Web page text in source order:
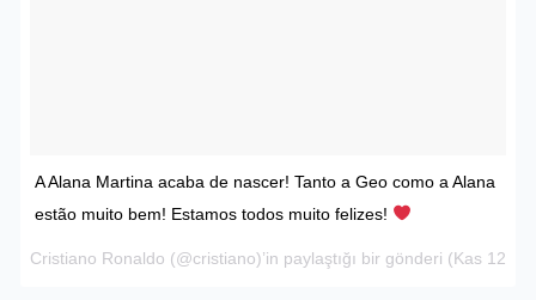
A Alana Martina acaba de nascer! Tanto a Geo como a Alana
estão muito bem! Estamos todos muito felizes!
Cristiano Ronaldo (@cristiano)’in paylaştığı bir gönderi (Kas 12,